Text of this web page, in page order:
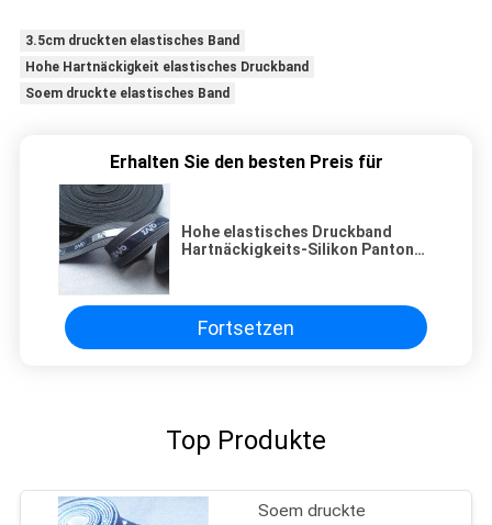
3.5cm druckten elastisches Band
Hohe Hartnäckigkeit elastisches Druckband
Soem druckte elastisches Band
Erhalten Sie den besten Preis für
Hohe elastisches Druckband
Hartnäckigkeits-Silikon Panton
Fortsetzen
Top Produkte
Soem druckte